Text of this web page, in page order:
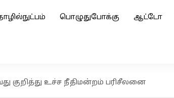
பொழுதுபோக்கு ஆட்டோ
குறித்து உச்ச நீதிமன்றம் பரிசீலனை